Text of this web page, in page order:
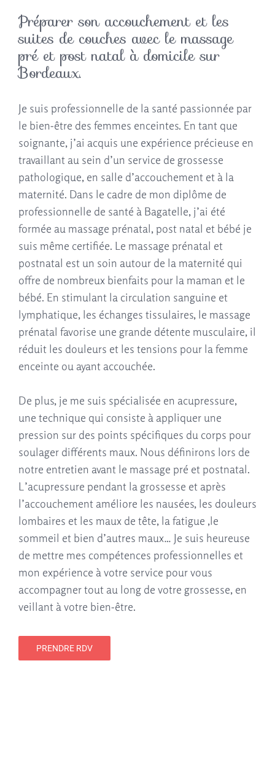
Préparer son accouchement et les
suites de couches avec le massage
pré et post natal à domicile sur
Bordeaux.
Je suis professionnelle de la santé passionnée par
le bien-être des femmes enceintes. En tant que
soignante, j’ai acquis une expérience précieuse en
travaillant au sein d’un service de grossesse
pathologique, en salle d’accouchement et à la
maternité. Dans le cadre de mon diplôme de
professionnelle de santé à Bagatelle, j’ai été
formée au massage prénatal, post natal et bébé je
suis même certifiée. Le massage prénatal et
postnatal est un soin autour de la maternité qui
offre de nombreux bienfaits pour la maman et le
bébé. En stimulant la circulation sanguine et
lymphatique, les échanges tissulaires, le massage
prénatal favorise une grande détente musculaire, il
réduit les douleurs et les tensions pour la femme
enceinte ou ayant accouchée.
De plus, je me suis spécialisée en acupressure,
une technique qui consiste à appliquer une
pression sur des points spécifiques du corps pour
soulager différents maux. Nous définirons lors de
notre entretien avant le massage pré et postnatal.
L’acupressure pendant la grossesse et après
l’accouchement améliore les nausées, les douleurs
lombaires et les maux de tête, la fatigue ,le
sommeil et bien d’autres maux… Je suis heureuse
de mettre mes compétences professionnelles et
mon expérience à votre service pour vous
accompagner tout au long de votre grossesse, en
veillant à votre bien-être.
PRENDRE RDV